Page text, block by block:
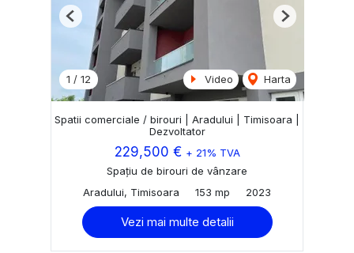
1 / 12 Video Harta
Previous Next
Spatii comerciale / birouri | Aradului | Timisoara |
Dezvoltator
229,500 € + 21% TVA
Spațiu de birouri de vânzare
Aradului, Timisoara
153 mp 2023
Vezi mai multe detalii